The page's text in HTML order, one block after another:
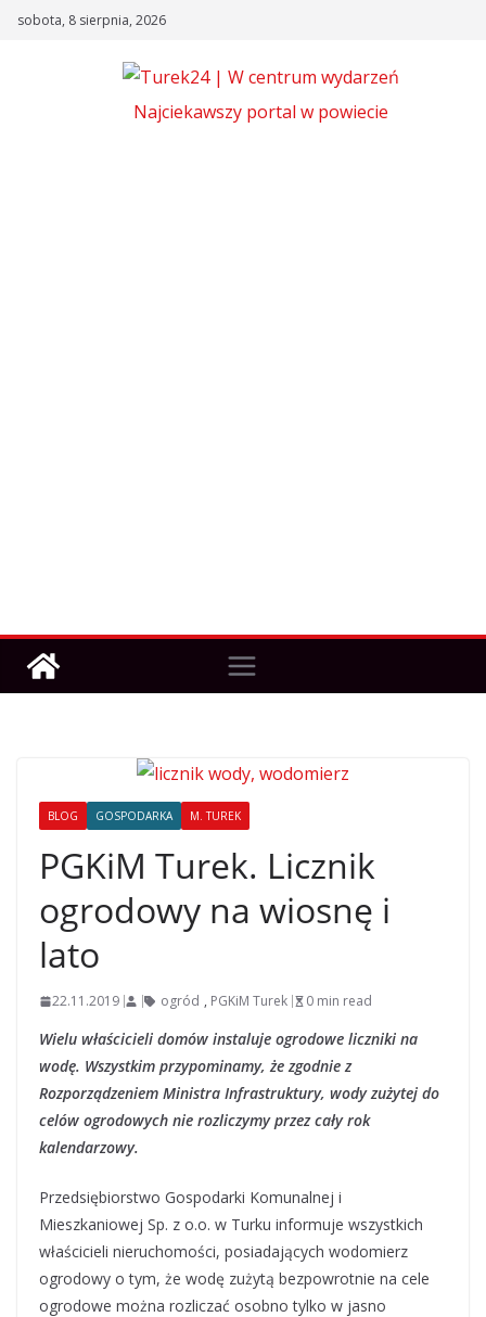
Skipsobota, 8 sierpnia, 2026
Najciekawszy portal w powiecie
BLOG GOSPODARKA M. TUREK
PGKiM Turek. Licznik
ogrodowy na wiosnę i
lato
22.11.2019 ogród , PGKiM Turek 0 min read
Wielu właścicieli domów instaluje ogrodowe liczniki na
wodę. Wszystkim przypominamy, że zgodnie z
Rozporządzeniem Ministra Infrastruktury, wody zużytej do
celów ogrodowych nie rozliczymy przez cały rok
kalendarzowy.
Przedsiębiorstwo Gospodarki Komunalnej i
Mieszkaniowej Sp. z o.o. w Turku informuje wszystkich
właścicieli nieruchomości, posiadających wodomierz
ogrodowy o tym, że wodę zużytą bezpowrotnie na cele
ogrodowe można rozliczać osobno tylko w jasno